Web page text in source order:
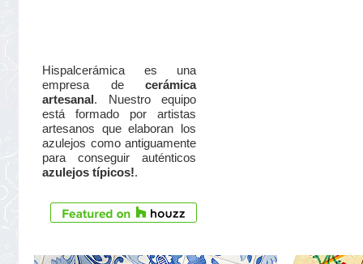
Hispalcerámica es una
empresa de cerámica
artesanal . Nuestro equipo
está formado por artistas
artesanos que elaboran los
azulejos como antiguamente
para conseguir auténticos
azulejos típicos!.